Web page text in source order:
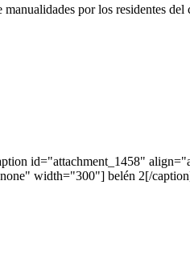
por los residentes del
id="attachment_1458"
width="300"] belén 2[/